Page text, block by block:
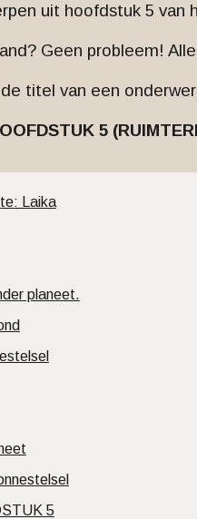
uit hoofdstuk 5 van
Geen probleem!
titel van een
5
Laika
planeet.
5